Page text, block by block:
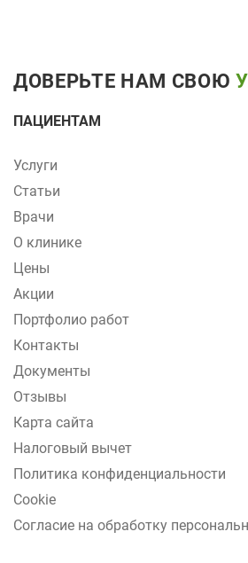
ДОВЕРЬТЕ НАМ СВОЮ
ПАЦИЕНТАМ
Услуги
Статьи
Врачи
О клинике
Цены
Акции
Портфолио работ
Контакты
Документы
Отзывы
Карта сайта
Налоговый вычет
Политика конфиденциальности
Cookie
Согласие на обработку